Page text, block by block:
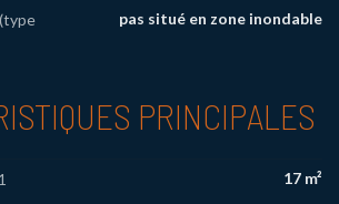
pas situé en zone inondable
PRINCIPALES
17 m²